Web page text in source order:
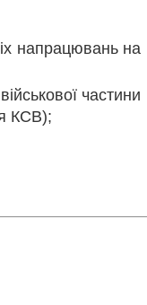
напрацювань на
частини
КСВ);